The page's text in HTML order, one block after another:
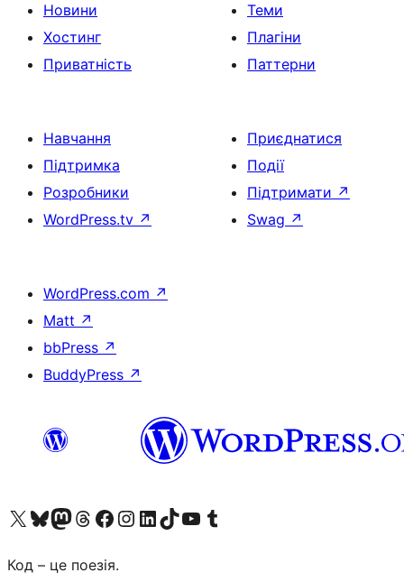
Новини
Хостинг
Приватність
Теми
Плагіни
Паттерни
Навчання
Підтримка
Розробники
WordPress.tv ↗
Приєднатися
Події
Підтримати ↗
Swag ↗
WordPress.com ↗
Matt ↗
bbPress ↗
BuddyPress ↗
Visit our X (formerly Twitter) account
Visit our Bluesky account
Завітайте до нашої стрічки в Mastodon
Visit our Threads account
Завітайте на нашу сторінку в Facebook
Visit our Instagram account
Visit our LinkedIn account
Visit our TikTok account
Visit our YouTube channel
Visit our Tumblr account
Код – це поезія.